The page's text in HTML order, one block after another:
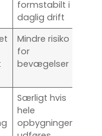
formstabilt i
daglig drift
Mindre risiko
for
bevægelser
Særligt hvis
hele
opbygningen